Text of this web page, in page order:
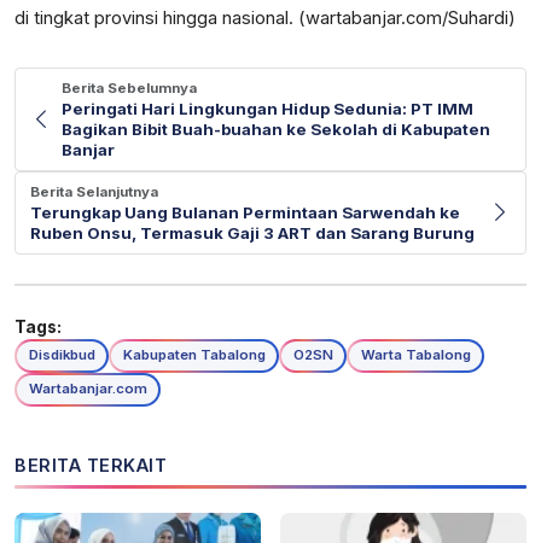
di tingkat provinsi hingga nasional. (wartabanjar.com/Suhardi)
Berita Sebelumnya
Peringati Hari Lingkungan Hidup Sedunia: PT IMM
Bagikan Bibit Buah-buahan ke Sekolah di Kabupaten
Banjar
Berita Selanjutnya
Terungkap Uang Bulanan Permintaan Sarwendah ke
Ruben Onsu, Termasuk Gaji 3 ART dan Sarang Burung
Tags:
Disdikbud Kabupaten Tabalong O2SN
Warta Tabalong
Wartabanjar.com
BERITA TERKAIT